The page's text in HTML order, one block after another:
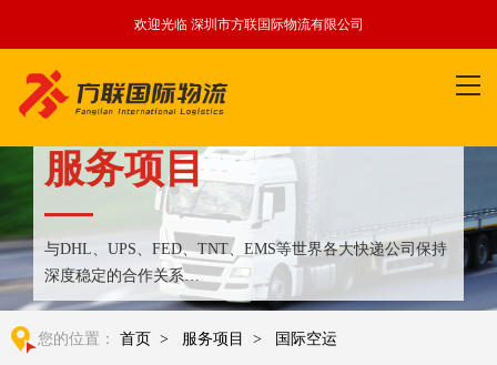
欢迎光临 深圳市方联国际物流有限公司
服务项目
与DHL、UPS、FED、TNT、EMS等世界各大快递公司保持
深度稳定的合作关系
整合全球优质物流运输资源,满足国内外客户更多个性化需求
您的位置： 首页 > 服务项目 > 国际空运